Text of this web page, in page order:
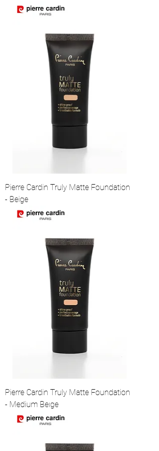
Pierre Cardin Truly Matte Foundation
- Beige
Pierre Cardin Truly Matte Foundation
- Medium Beıge